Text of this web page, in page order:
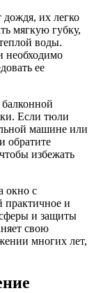
их легко
мягкую губку,
воды.
необходимо
ее
Если тюли
машине или
обратите
избежать
окно с
практичное и
и защиты
свою
многих лет,